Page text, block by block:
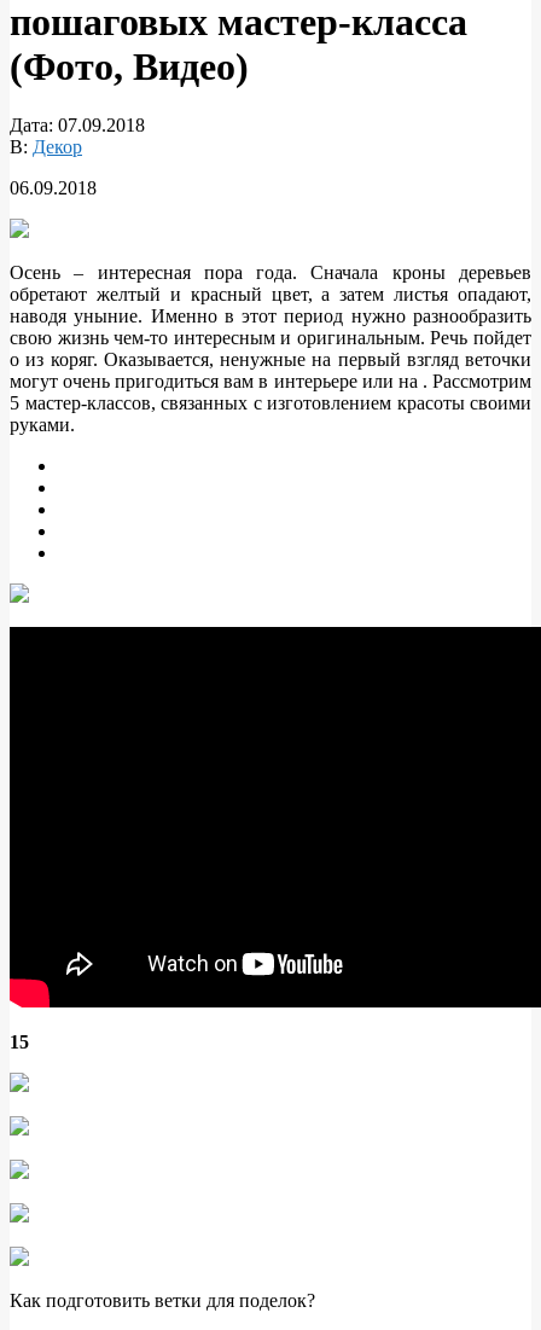
пошаговых мастер-класса
(Фото, Видео)
Дата: 07.09.2018
В: Декор
06.09.2018
Осень – интересная пора года. Сначала кроны деревьев
обретают желтый и красный цвет, а затем листья опадают,
наводя уныние. Именно в этот период нужно разнообразить
свою жизнь чем-то интересным и оригинальным. Речь пойдет
о из коряг. Оказывается, ненужные на первый взгляд веточки
могут очень пригодиться вам в интерьере или на . Рассмотрим
5 мастер-классов, связанных с изготовлением красоты своими
руками.
15
Как подготовить ветки для поделок?